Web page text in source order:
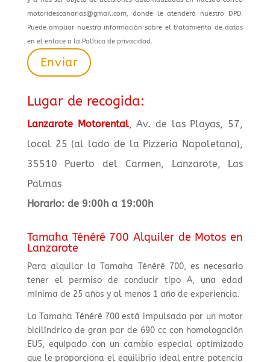
motoridescanarias@gmail.com, donde le atenderá nuestro DPD.
Puede ampliar nuestra información sobre el tratamiento de datos
en el enlace a la Política de privacidad.
Lugar de recogida:
Lanzarote Motorental, Av. de las Playas, 57,
local 25 (al lado de la Pizzeria Napoletana),
35510 Puerto del Carmen, Lanzarote, Las
Palmas
Horario: de 9:00h a 19:00h
Tamaha Ténéré 700 Alquiler de Motos en
Lanzarote
Para alquilar la Tamaha Ténéré 700, es necesario
tener el permiso de conducir tipo A, una edad
mínima de 25 años y al menos 1 año de experiencia.
La Tamaha Ténéré 700 está impulsada por un motor
bicilíndrico de gran par de 690 cc con homologación
EU5, equipado con un cambio especial optimizado
que le proporciona el equilibrio ideal entre potencia